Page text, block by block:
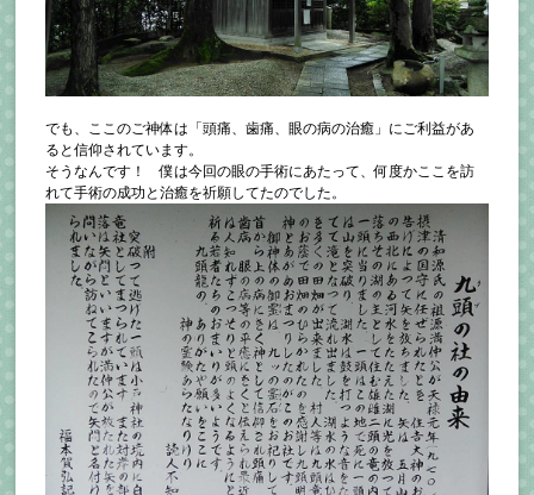
でも、ここのご神体は「頭痛、歯痛、眼の病の治癒」にご利益があ
ると信仰されています。
そうなんです！ 僕は今回の眼の手術にあたって、何度かここを訪
れて手術の成功と治癒を祈願してたのでした。